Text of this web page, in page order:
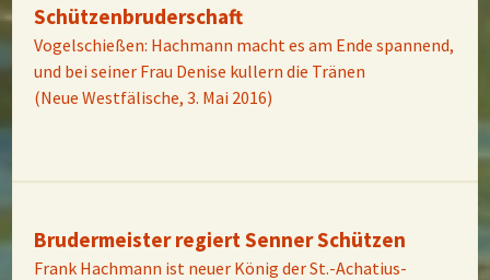
Schützenbruderschaft
Vogelschießen: Hachmann macht es am Ende spannend,
und bei seiner Frau Denise kullern die Tränen
(Neue Westfälische, 3. Mai 2016)
Brudermeister regiert Senner Schützen
Frank Hachmann ist neuer König der St.-Achatius-